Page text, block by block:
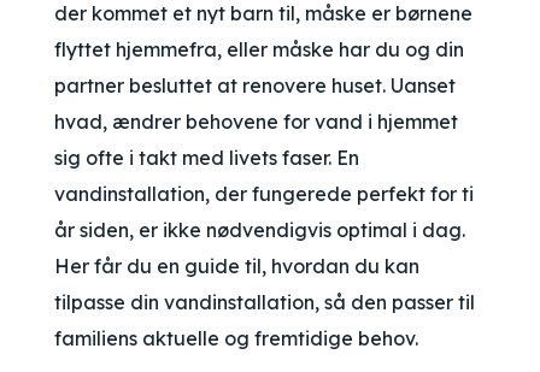
der kommet et nyt barn til, måske er børnene
flyttet hjemmefra, eller måske har du og din
partner besluttet at renovere huset. Uanset
hvad, ændrer behovene for vand i hjemmet
sig ofte i takt med livets faser. En
vandinstallation, der fungerede perfekt for ti
år siden, er ikke nødvendigvis optimal i dag.
Her får du en guide til, hvordan du kan
tilpasse din vandinstallation, så den passer til
familiens aktuelle og fremtidige behov.